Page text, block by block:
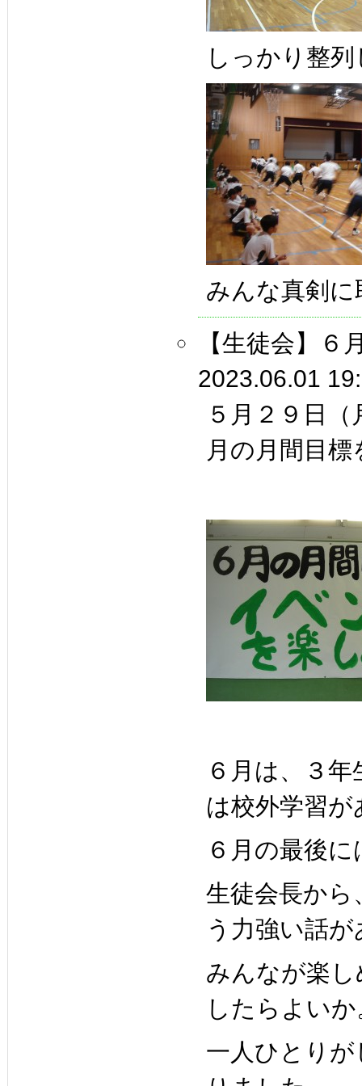
しっかり整
みんな真剣
【生徒会】６
2023.06.01
５月２９日
月の月間目
６月は、３
は校外学習
６月の最後
生徒会長か
う力強い話
みんなが楽
したらよいか
一人ひとり